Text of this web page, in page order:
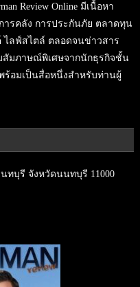
Review Online มีเนื้อหา
ารคลัง การประกันภัย ตลาดทุน
ไลฟ์สไตล์ ตลอดจนข่าวสาร
มภาษณ์พิเศษจากนักธุรกิจชั้น
ร้อมเป็นสื่อหนึ่งสำหรับท่านผู้
นทบุรี จังหวัดนนทบุรี 11000